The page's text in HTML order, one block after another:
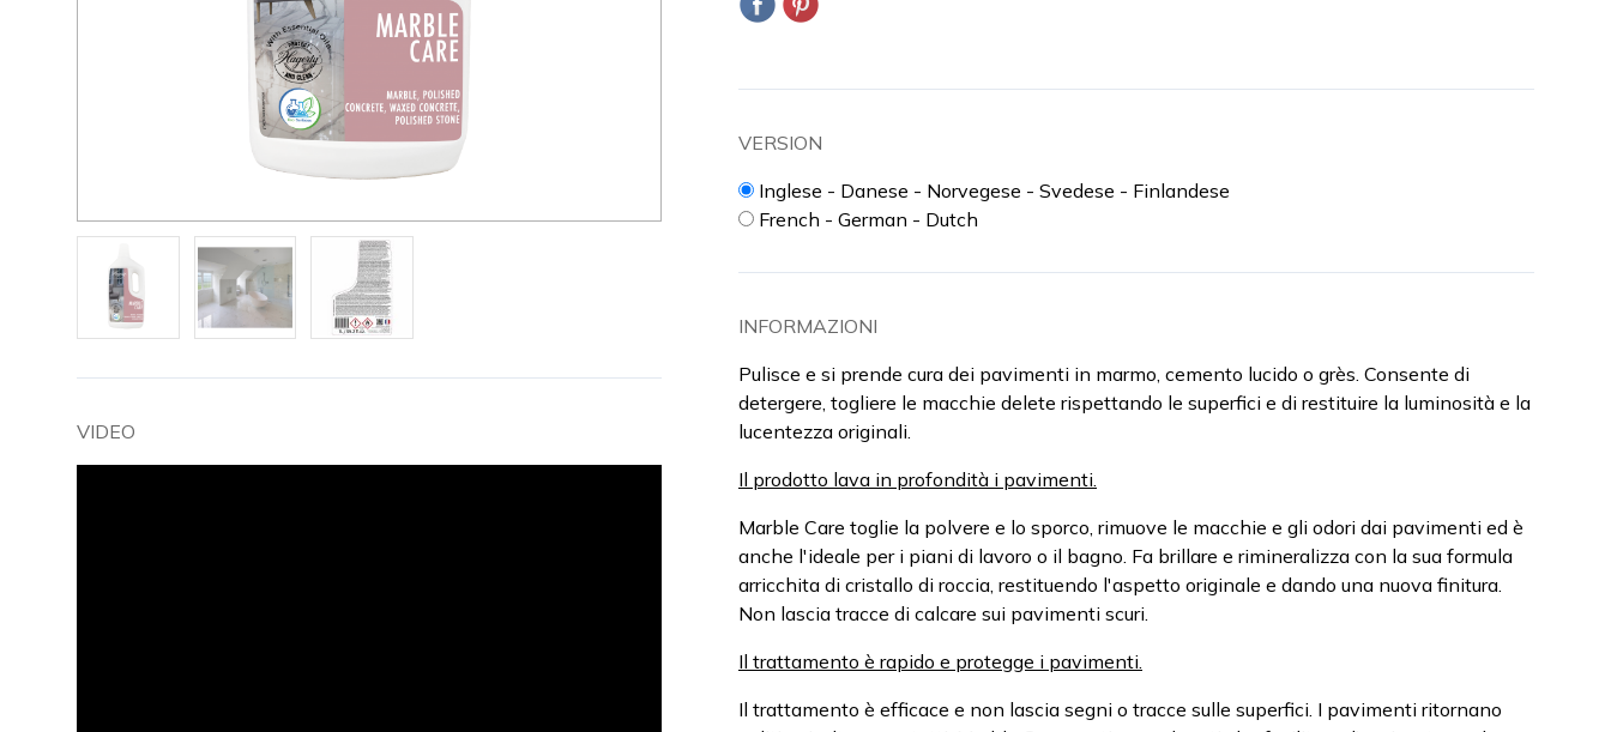
VIDEO
VERSION
Inglese - Danese - Norvegese - Svedese - Finlandese
French - German - Dutch
INFORMAZIONI
Pulisce e si prende cura dei pavimenti in marmo, cemento lucido o grès. Consente di
detergere, togliere le macchie delete rispettando le superfici e di restituire la luminosità e la
lucentezza originali.
Il prodotto lava in profondità i pavimenti.
Marble Care toglie la polvere e lo sporco, rimuove le macchie e gli odori dai pavimenti ed è
anche l'ideale per i piani di lavoro o il bagno. Fa brillare e rimineralizza con la sua formula
arricchita di cristallo di roccia, restituendo l'aspetto originale e dando una nuova finitura.
Non lascia tracce di calcare sui pavimenti scuri.
Il trattamento è rapido e protegge i pavimenti.
Il trattamento è efficace e non lascia segni o tracce sulle superfici. I pavimenti ritornano